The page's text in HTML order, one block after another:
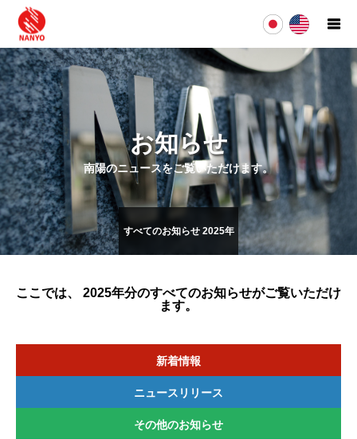
お知らせ
南陽のニュースをご覧いただけます。
すべてのお知らせ 2025年
ここでは、 2025年分のすべてのお知らせがご覧いただけ
ます。
新着情報
ニュースリリース
2026年
2025年
2024年
2023年
2022年
その他のお知らせ